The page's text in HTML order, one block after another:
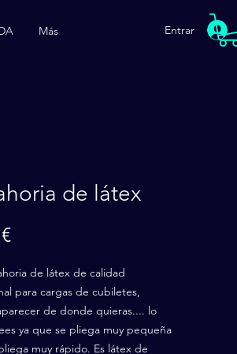
Más Entrar
de látex
Precio
de látex de calidad
para cargas de cubiletes,
de donde quieras.... lo
ya que se pliega muy pequeña
muy rápido. Es látex de